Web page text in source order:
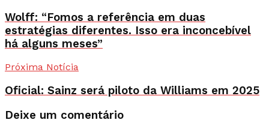
Wolff: “Fomos a referência em duas
estratégias diferentes. Isso era inconcebível
há alguns meses”
Próxima Notícia
Oficial: Sainz será piloto da Williams em 2025
Deixe um comentário